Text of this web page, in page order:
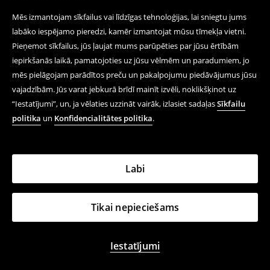
Mēs izmantojam sīkfailus vai līdzīgas tehnoloģijas, lai sniegtu jums
labāko iespējamo pieredzi, kamēr izmantojat mūsu tīmekļa vietni.
Pieņemot sīkfailus, jūs ļaujat mums parūpēties par jūsu ērtībām
iepirkšanās laikā, pamatojoties uz jūsu vēlmēm un paradumiem, jo
mēs pielāgojam parādītos preču un pakalpojumu piedāvājumus jūsu
vajadzībām. Jūs varat jebkurā brīdī mainīt izvēli, noklikšķinot uz
“Iestatījumi”, un, ja vēlaties uzzināt vairāk, izlasiet sadaļasSīkfailu
politika un Konfidencialitātes politika.
Tikai nepieciešams
Iestatījumi
Labi